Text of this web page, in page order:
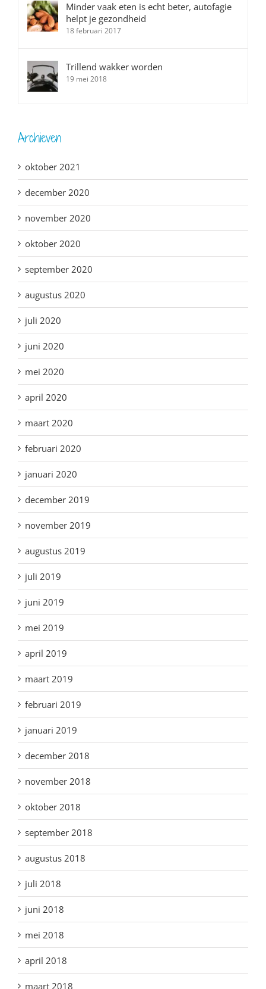
Minder vaak eten is echt beter, autofagie
helpt je gezondheid
18 februari 2017
Trillend wakker worden
19 mei 2018
Archieven
oktober 2021
december 2020
november 2020
oktober 2020
september 2020
augustus 2020
juli 2020
juni 2020
mei 2020
april 2020
maart 2020
februari 2020
januari 2020
december 2019
november 2019
augustus 2019
juli 2019
juni 2019
mei 2019
april 2019
maart 2019
februari 2019
januari 2019
december 2018
november 2018
oktober 2018
september 2018
augustus 2018
juli 2018
juni 2018
mei 2018
april 2018
maart 2018